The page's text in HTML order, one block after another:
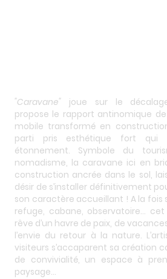
"Caravane" joue sur le
propose le rapport antinomique
mobile transformé en
parti pris esthétique fort qui
étonnement. Symbole du
nomadisme, la caravane ici en
construction ancrée dans le sol,
désir de s’installer définitivement
son caractère accueillant ! A la fois
refuge, cabane, observatoire…
rêve d’un havre de paix, de
l’envie du retour à la nature.
visiteurs s’accaparent sa création
de convivialité, un espace à
paysage…